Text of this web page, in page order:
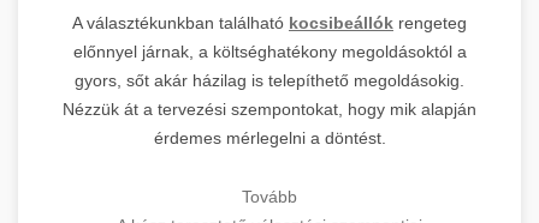
A választékunkban található kocsibeállók rengeteg
előnnyel járnak, a költséghatékony megoldásoktól a
gyors, sőt akár házilag is telepíthető megoldásokig.
Nézzük át a tervezési szempontokat, hogy mik alapján
érdemes mérlegelni a döntést.
Tovább